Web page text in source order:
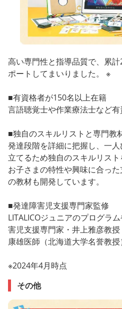
高い専門性と指導品質で、累
ポートしてまいりました。 ※
■有資格者が150名以上在籍
言語聴覚士や作業療法士など
■独自のスキルリストと専門教
発達段階を詳細に把握し、一
立てるため独自のスキルリスト
お子さまの特性や興味に合っ
の教材も開発しています。
■発達障害児支援専門家監修
LITALICOジュニアのプログラ
害児支援専門家・井上雅彦教
康雄医師（北海道大学名誉教授
※2024年4月時点
その他